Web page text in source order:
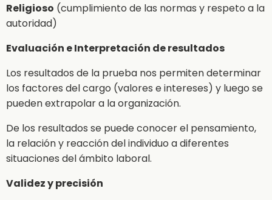
Religioso (cumplimiento de las normas y respeto a la
autoridad)
Evaluación e Interpretación de resultados
Los resultados de la prueba nos permiten determinar
los factores del cargo (valores e intereses) y luego se
pueden extrapolar a la organización.
De los resultados se puede conocer el pensamiento,
la relación y reacción del individuo a diferentes
situaciones del ámbito laboral.
Validez y precisión